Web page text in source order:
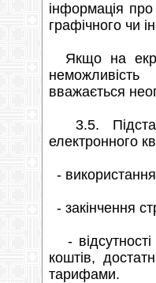
інформація про
графічного чи
Якщо на
вважається
3.5.
електронного
-
- закінчення
-
коштів,
тарифами.